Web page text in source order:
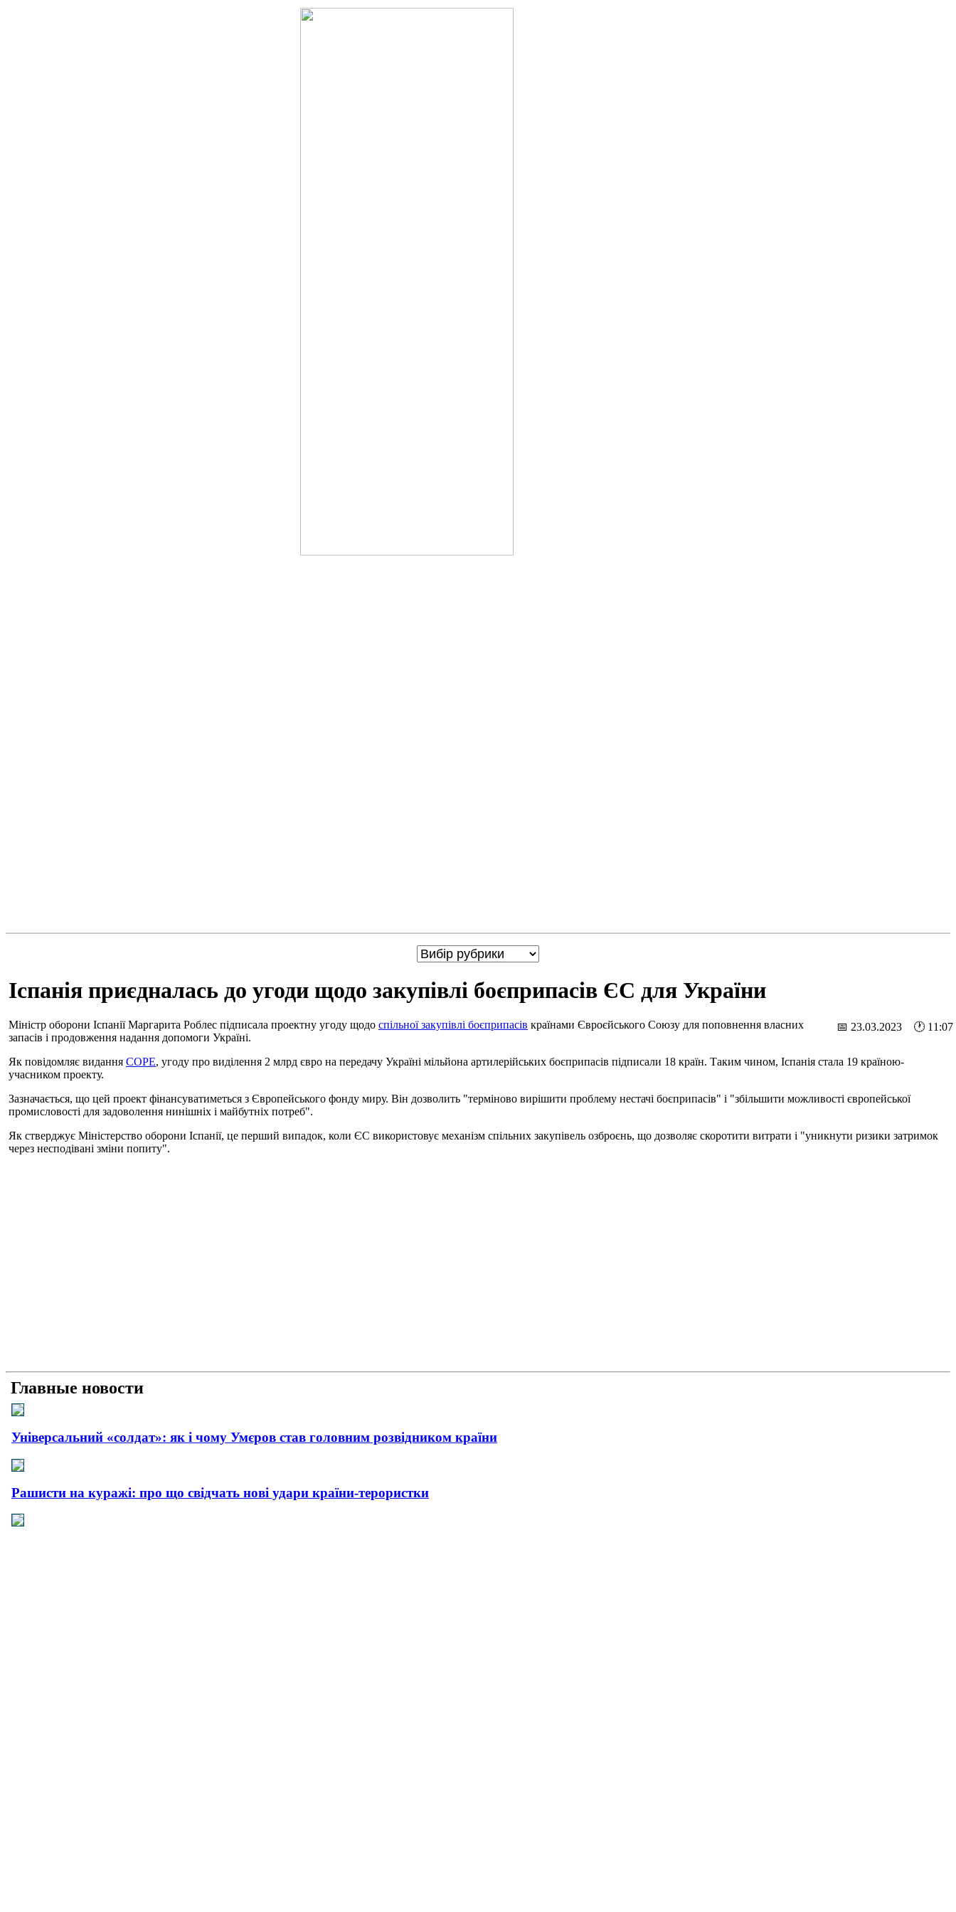
Іспанія приєдналась до угоди щодо закупівлі боєприпасів ЄС для України
📅 23.03.2023 🕐 11:07
Міністр оборони Іспанії Маргарита Роблес підписала проектну угоду щодо спільної закупівлі боєприпасів країнами Євроєйського Союзу для поповнення власних
запасів і продовження надання допомоги Україні.
Як повідомляє видання COPE, угоду про виділення 2 млрд євро на передачу Україні мільйона артилерійських боєприпасів підписали 18 країн. Таким чином, Іспанія стала 19 країною-
учасником проекту.
Зазначається, що цей проект фінансуватиметься з Європейського фонду миру. Він дозволить "терміново вирішити проблему нестачі боєприпасів" і "збільшити можливості європейської
промисловості для задоволення нинішніх і майбутніх потреб".
Як стверджує Міністерство оборони Іспанії, це перший випадок, коли ЄС використовує механізм спільних закупівель озброєнь, що дозволяє скоротити витрати і "уникнути ризики затримок
через несподівані зміни попиту".
Главные новости
Універсальний «солдат»: як і чому Умєров став головним розвідником країни
Рашисти на куражі: про що свідчать нові удари країни-терористки